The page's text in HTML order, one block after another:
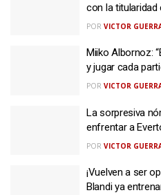
con la titularidad
POR VICTOR
Miiko Albornoz:
y jugar cada
POR VICTOR
La sorpresiva
enfrentar a
POR VICTOR
¡Vuelven a ser
Blandi ya